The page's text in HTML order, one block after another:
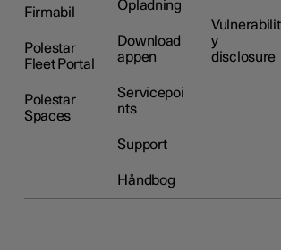
Firmabil
Polestar
Fleet Portal
Polestar
Spaces
Opladning
Download
appen
Servicepoi
nts
Support
Håndbog
Vulnerabilit
y
disclosure